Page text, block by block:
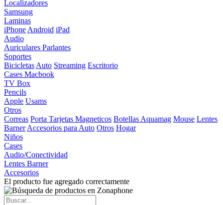
Localizadores
Samsung
Laminas
iPhone Android iPad
Audio
Auriculares Parlantes
Soportes
Bicicletas Auto Streaming Escritorio
Cases Macbook
TV Box
Pencils
Apple Usams
Otros
Correas Porta Tarjetas Magneticos Botellas Aquamag Mouse Lentes
Barner Accesorios para Auto Otros Hogar
Niños
Cases
Audio/Conectividad
Lentes Barner
Accesorios
El producto fue agregado correctamente